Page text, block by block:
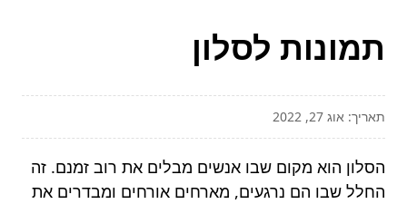
תמונות לסלון
תאריך: אוג 27, 2022
הסלון הוא מקום שבו אנשים מבלים את רוב זמנם. זה
החלל שבו הם נרגעים, מארחים אורחים ומבדרים את